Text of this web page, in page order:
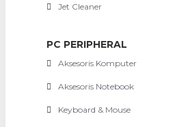
Jet Cleaner
PC PERIPHERAL
Aksesoris Komputer
Aksesoris Notebook
Keyboard & Mouse